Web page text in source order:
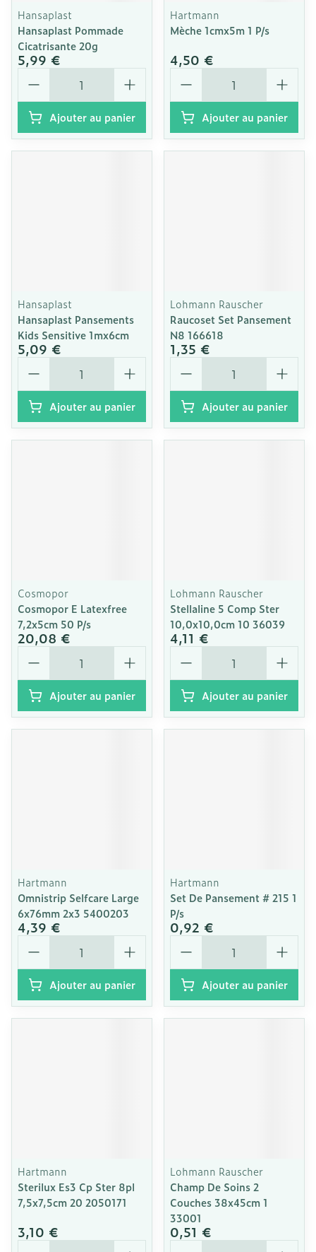
Hansaplast
Hansaplast Pommade
Cicatrisante 20g
5,99 €
Quantité
Ajouter au panier
Hartmann
Mèche 1cmx5m 1 P/s
4,50 €
Quantité
Ajouter au panier
Hansaplast
Hansaplast Pansements
Kids Sensitive 1mx6cm
5,09 €
Quantité
Ajouter au panier
Lohmann Rauscher
Raucoset Set Pansement
N8 166618
1,35 €
Quantité
Ajouter au panier
Cosmopor
Cosmopor E Latexfree
7,2x5cm 50 P/s
20,08 €
Quantité
Ajouter au panier
Lohmann Rauscher
Stellaline 5 Comp Ster
10,0x10,0cm 10 36039
4,11 €
Quantité
Ajouter au panier
Hartmann
Omnistrip Selfcare Large
6x76mm 2x3 5400203
4,39 €
Quantité
Ajouter au panier
Hartmann
Set De Pansement # 215 1
P/s
0,92 €
Quantité
Ajouter au panier
Hartmann
Sterilux Es3 Cp Ster 8pl
7,5x7,5cm 20 2050171
3,10 €
Quantité
Lohmann Rauscher
Champ De Soins 2
Couches 38x45cm 1
33001
0,51 €
Quantité